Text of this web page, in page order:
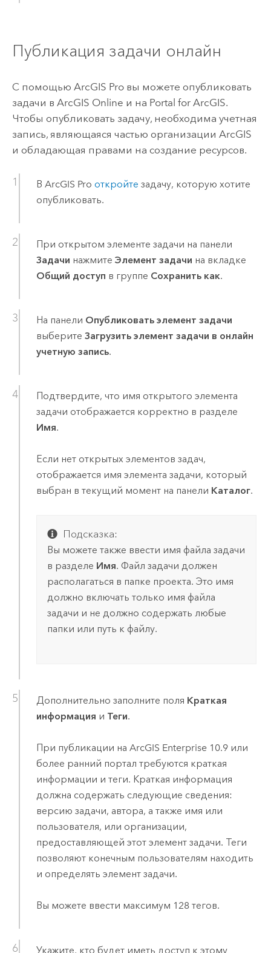
Публикация задачи онлайн
С помощью ArcGIS Proвы можете опубликовать
задачи в ArcGIS Online и на Portal for ArcGIS.
Чтобы опубликовать задачу, необходима учетная
запись, являющаяся частью организации ArcGIS
и обладающая правами на создание ресурсов.
В ArcGIS Pro откройте задачу, которую хотите
опубликовать.
При открытом элементе задачи на панели
Задачи нажмите Элемент задачи на вкладке
Общий доступ в группе Сохранить как.
На панели Опубликовать элемент задачи
выберите Загрузить элемент задачи в онлайн
учетную запись.
Подтвердите, что имя открытого элемента
задачи отображается корректно в разделе
Имя.
Если нет открытых элементов задач,
отображается имя элемента задачи, который
выбран в текущий момент на панели Каталог.
Подсказка:
Вы можете также ввести имя файла задачи
в разделе Имя. Файл задачи должен
располагаться в папке проекта. Это имя
должно включать только имя файла
задачи и не должно содержать любые
папки или путь к файлу.
Дополнительно заполните поля Краткая
информация и Теги.
При публикации на ArcGIS Enterprise 10.9или
более ранний портал требуются краткая
информации и теги. Краткая информация
должна содержать следующие сведения:
версию задачи, автора, а также имя или
пользователя, или организации,
предоставляющей этот элемент задачи. Теги
позволяют конечным пользователям находить
и определять элемент задачи.
Вы можете ввести максимум 128 тегов.
Укажите, кто будет иметь доступ к этому